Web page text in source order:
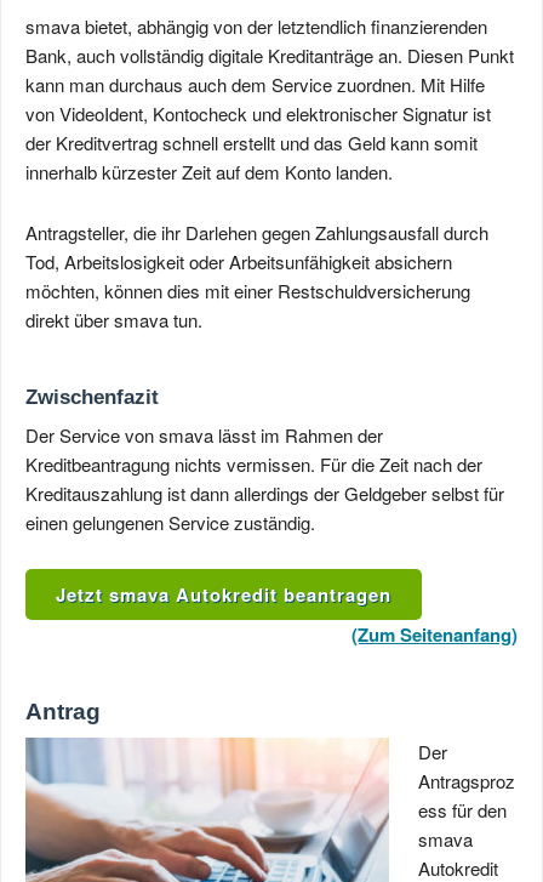
smava bietet, abhängig von der letztendlich finanzierenden
Bank, auch vollständig digitale Kreditanträge an. Diesen Punkt
kann man durchaus auch dem Service zuordnen. Mit Hilfe
von VideoIdent, Kontocheck und elektronischer Signatur ist
der Kreditvertrag schnell erstellt und das Geld kann somit
innerhalb kürzester Zeit auf dem Konto landen.
Antragsteller, die ihr Darlehen gegen Zahlungsausfall durch
Tod, Arbeitslosigkeit oder Arbeitsunfähigkeit absichern
möchten, können dies mit einer Restschuldversicherung
direkt über smava tun.
Zwischenfazit
Der Service von smava lässt im Rahmen der
Kreditbeantragung nichts vermissen. Für die Zeit nach der
Kreditauszahlung ist dann allerdings der Geldgeber selbst für
einen gelungenen Service zuständig.
Jetzt smava Autokredit beantragen
(Zum Seitenanfang)
Antrag
Der
Antragsproz
ess für den
smava
Autokredit